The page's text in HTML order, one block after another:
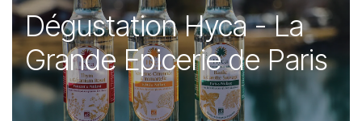
Dégustation Hyca - La
Grande Epicerie de Paris